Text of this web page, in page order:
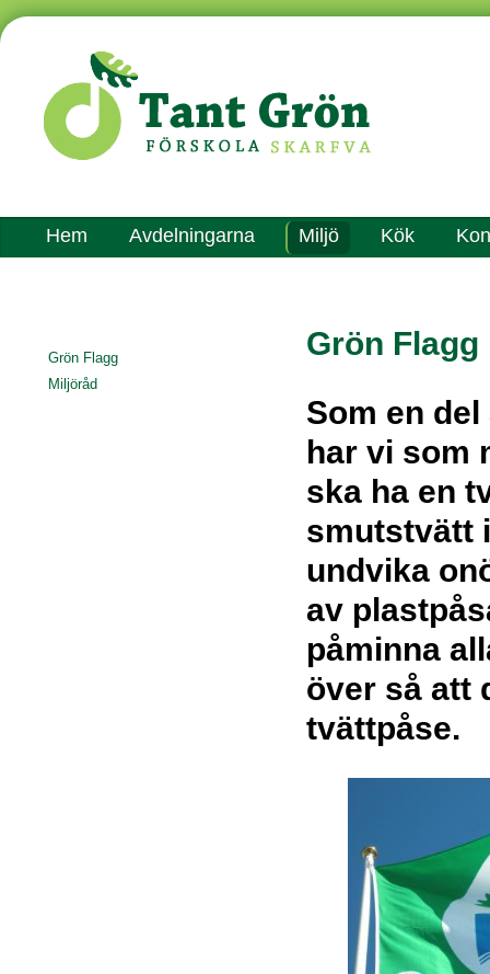
Hem Avdelningarna Miljö Kök
Grön Flagg
Miljöråd
Grön Flagg
Som en
har vi som
ska ha en
smutstvätt
undvika
av
påminna
över så att
tvättpåse.